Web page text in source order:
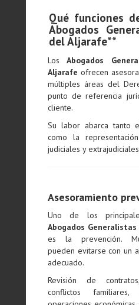
Qué funciones
Abogados
del Aljarafe**
LosAbogados
Aljarafe ofrecen
múltiples áreas del
punto de referencia
cliente.
Su labor abarca tanto
como la
judiciales y
Asesoramiento
Uno de los
Abogados
es la prevención.
pueden evitarse con un
adecuado.
Revisión de
conflictos familiares,